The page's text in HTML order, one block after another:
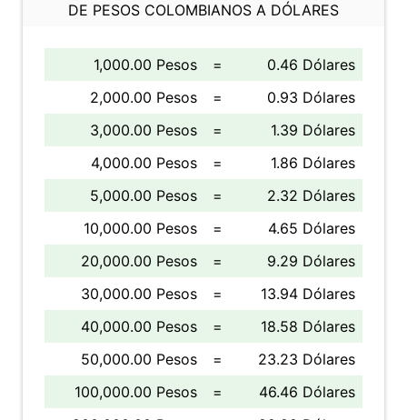
DE PESOS COLOMBIANOS A DÓLARES
1,000.00 Pesos =
0.46 Dólares
2,000.00 Pesos
=
0.93 Dólares
3,000.00 Pesos
=
1.39 Dólares
4,000.00 Pesos
=
1.86 Dólares
5,000.00 Pesos
=
2.32 Dólares
10,000.00 Pesos
=
4.65 Dólares
20,000.00 Pesos
=
9.29 Dólares
30,000.00 Pesos
=
13.94 Dólares
40,000.00 Pesos
=
18.58 Dólares
50,000.00 Pesos
=
23.23 Dólares
100,000.00 Pesos
=
46.46 Dólares